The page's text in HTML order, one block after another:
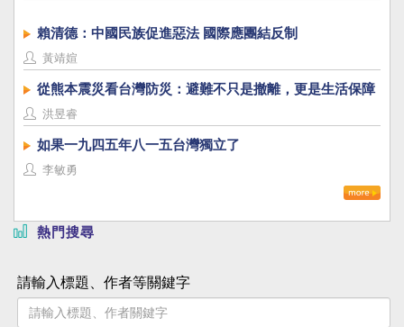
賴清德：中國民族促進惡法 國際應團結反制
黃靖媗
從熊本震災看台灣防災：避難不只是撤離，更是生活保障
洪昱睿
如果一九四五年八一五台灣獨立了
李敏勇
熱門搜尋
請輸入標題、作者等關鍵字